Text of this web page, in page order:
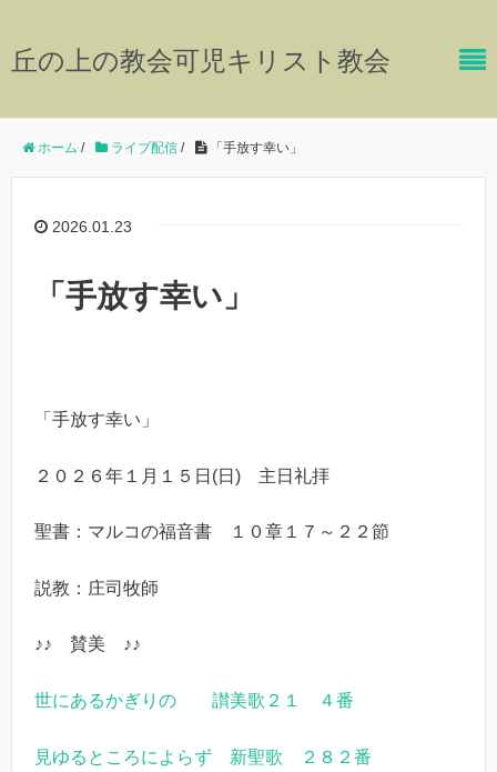
丘の上の教会可児キリスト教会
ホーム / ライブ配信 / 「手放す幸い」
2026.01.23
「手放す幸い」
「手放す幸い」
２０２６年１月１５日(日) 主日礼拝
聖書：マルコの福音書 １０章１７～２２節
説教：庄司牧師
♪♪ 賛美 ♪♪
世にあるかぎりの 讃美歌２１ ４番
見ゆるところによらず 新聖歌 ２８２番